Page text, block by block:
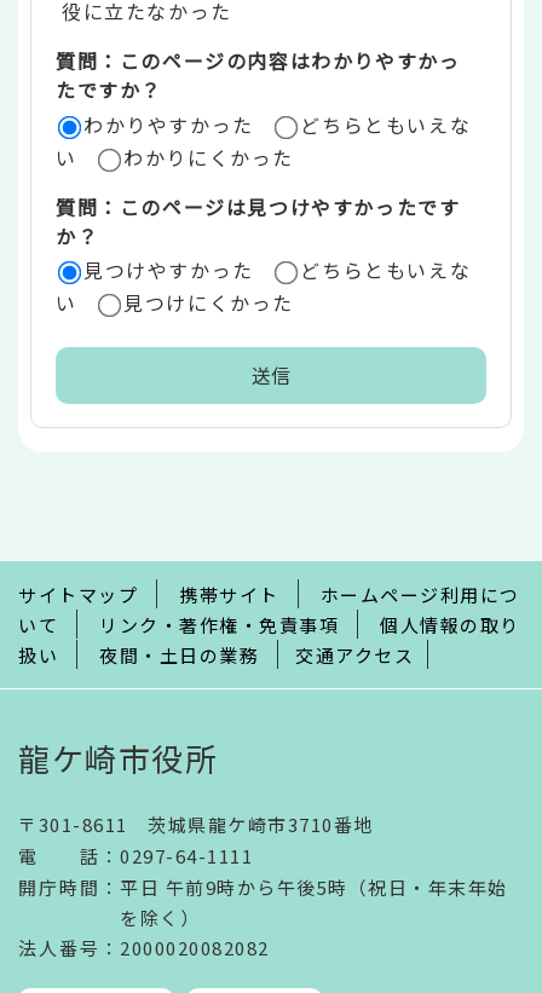
リ
ア
役に立たなかった
質問：このページの内容はわかりやすかっ
たですか？
わかりやすかった
どちらともいえな
い
わかりにくかった
質問：このページは見つけやすかったです
か？
見つけやすかった
どちらともいえな
い
見つけにくかった
で
サイトマップ 携帯サイト
ホームページ利用につ
いて
リンク・著作権・免責事項
個人情報の取り
扱い
夜間・土日の業務 交通アクセス
龍ケ崎市役所
〒301-8611 茨城県龍ケ崎市3710番地
電話 ： 0297-64-1111
開庁時間 ： 平日 午前9時から午後5時（祝日・年末年始
を除く）
法人番号 ：2000020082082